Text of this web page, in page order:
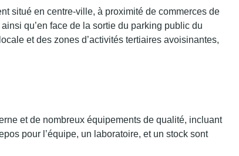
situé en centre-ville, à proximité de commerces de
qu’en face de la sortie du parking public du
et des zones d’activités tertiaires avoisinantes,
et de nombreux équipements de qualité, incluant
pour l’équipe, un laboratoire, et un stock sont